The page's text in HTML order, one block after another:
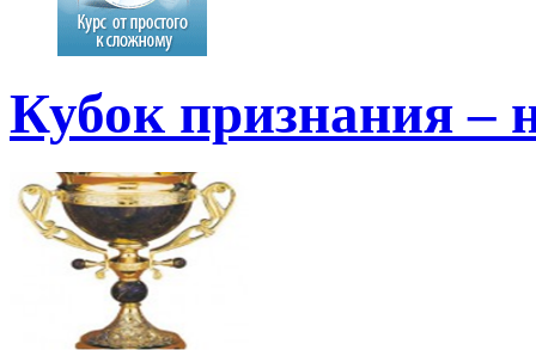
Кубок признания –